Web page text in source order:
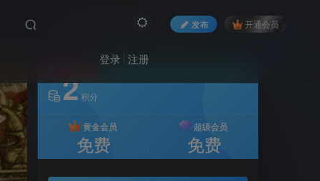
发布 开通会员
登录 注册
2积分
黄金会员
免费
超级会员
免费